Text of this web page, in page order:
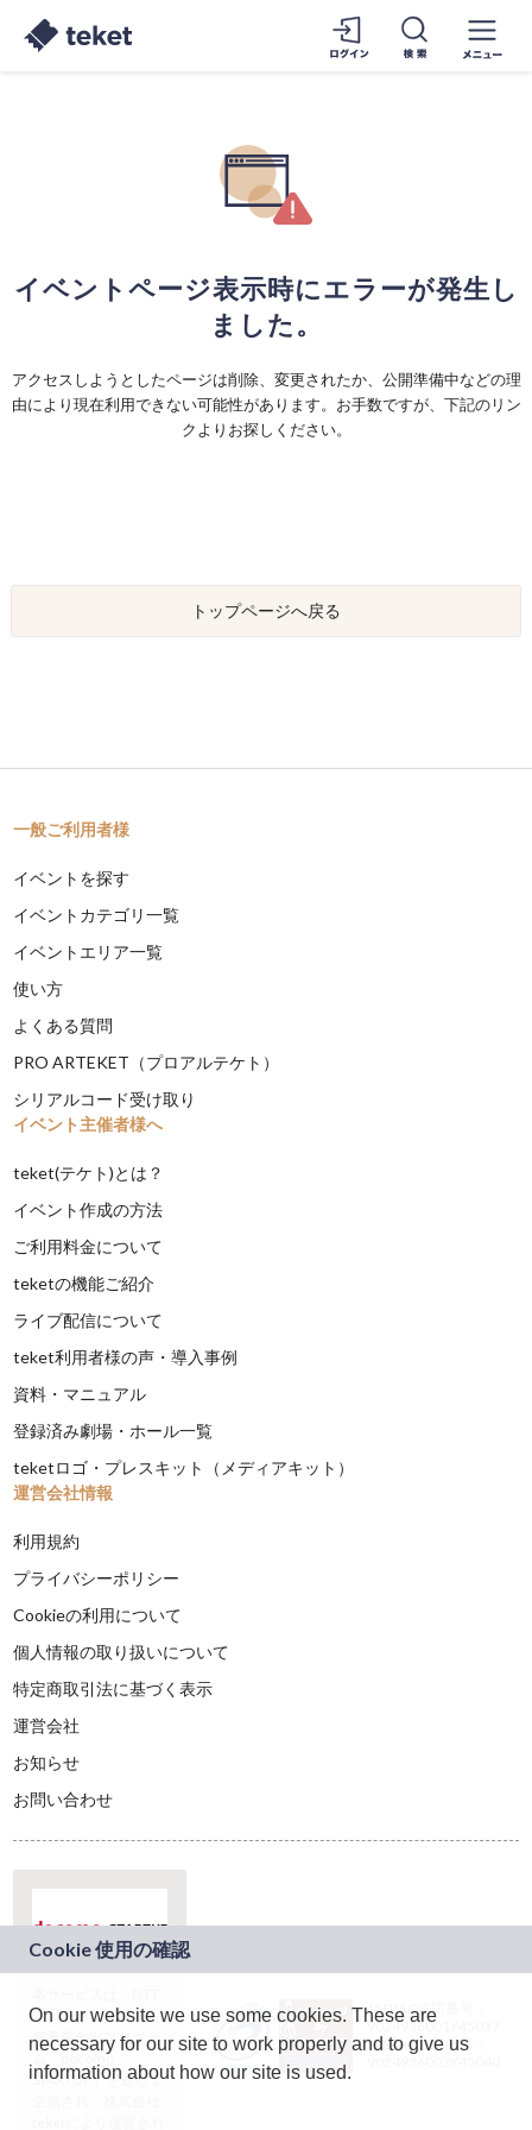
イベントページ表示時にエラーが発生し
ました。
アクセスしようとしたページは削除、変更されたか、公開準備中などの理
由により現在利用できない可能性があります。お手数ですが、下記のリン
クよりお探しください。
トップページへ戻る
一般ご利用者様
イベントを探す
イベントカテゴリ一覧
イベントエリア一覧
使い方
よくある質問
PRO ARTEKET（プロアルテケト）
シリアルコード受け取り
イベント主催者様へ
teket(テケト)とは？
イベント作成の方法
ご利用料金について
teketの機能ご紹介
ライブ配信について
teket利用者様の声・導入事例
資料・マニュアル
登録済み劇場・ホール一覧
teketロゴ・プレスキット（メディアキット）
運営会社情報
利用規約
プライバシーポリシー
Cookieの利用について
個人情報の取り扱いについて
特定商取引法に基づく表示
運営会社
お知らせ
お問い合わせ
ドコモグループの新
規事業創出プログラ
ム「docomo
STARTUP」を通じて
JASRAC許諾番号：
9024936001Y45037
JASRAC許諾番号：
On our website we use some cookies. These are
necessary for our site to work properly and to give us
information about how our site is used.